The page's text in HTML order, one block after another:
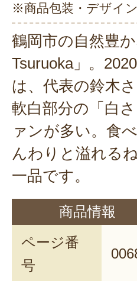
※商品包装・デザイ
鶴岡市の自然豊
Tsuruoka」。
は、代表の鈴木
軟白部分の「白
ァンが多い。食
んわりと溢れる
一品です。
商品情報
ページ番
号